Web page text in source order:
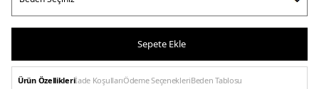
Sepete Ekle
Ürün Özellikleriİade KoşullarıÖdeme SeçenekleriBeden Tablosu